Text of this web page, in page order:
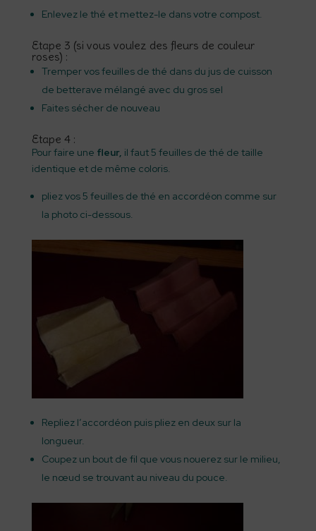
Enlevez le thé et mettez-le dans votre compost.
Etape 3 (si vous voulez des fleurs de couleur
roses) :
Tremper vos feuilles de thé dans du jus de cuisson
de betterave mélangé avec du gros sel
Faites sécher de nouveau
Etape 4 :
Pour faire une fleur, il faut 5 feuilles de thé de taille
identique et de même coloris.
pliez vos 5 feuilles de thé en accordéon comme sur
la photo ci-dessous.
Repliez l’accordéon puis pliez en deux sur la
longueur.
Coupez un bout de fil que vous nouerez sur le milieu,
le nœud se trouvant au niveau du pouce.